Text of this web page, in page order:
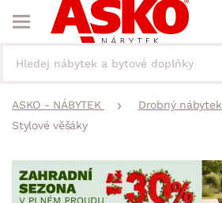
ASKO - NÁBYTEK Drobný nábytek
Stylové věšáky